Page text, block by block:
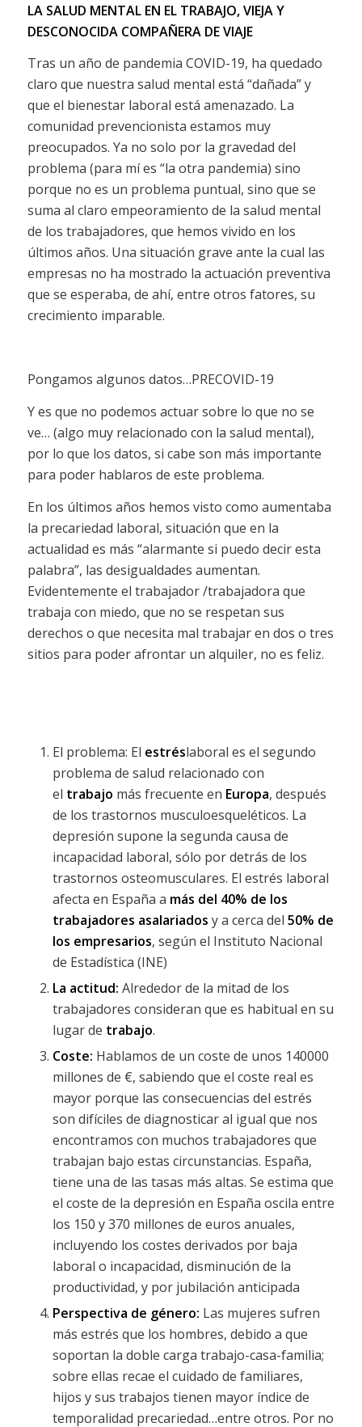
LA SALUD MENTAL EN EL TRABAJO, VIEJA Y
DESCONOCIDA COMPAÑERA DE VIAJE
Tras un año de pandemia COVID-19, ha quedado
claro que nuestra salud mental está “dañada” y
que el bienestar laboral está amenazado. La
comunidad prevencionista estamos muy
preocupados. Ya no solo por la gravedad del
problema (para mí es “la otra pandemia) sino
porque no es un problema puntual, sino que se
suma al claro empeoramiento de la salud mental
de los trabajadores, que hemos vivido en los
últimos años. Una situación grave ante la cual las
empresas no ha mostrado la actuación preventiva
que se esperaba, de ahí, entre otros fatores, su
crecimiento imparable.
Pongamos algunos datos…PRECOVID-19
Y es que no podemos actuar sobre lo que no se
ve… (algo muy relacionado con la salud mental),
por lo que los datos, si cabe son más importante
para poder hablaros de este problema.
En los últimos años hemos visto como aumentaba
la precariedad laboral, situación que en la
actualidad es más “alarmante si puedo decir esta
palabra”, las desigualdades aumentan.
Evidentemente el trabajador /trabajadora que
trabaja con miedo, que no se respetan sus
derechos o que necesita mal trabajar en dos o tres
sitios para poder afrontar un alquiler, no es feliz.
El problema: El estréslaboral es el segundo
problema de salud relacionado con
el trabajo más frecuente en Europa, después
de los trastornos musculoesqueléticos. La
depresión supone la segunda causa de
incapacidad laboral, sólo por detrás de los
trastornos osteomusculares. El estrés laboral
afecta en España a más del 40% de los
trabajadores asalariados y a cerca del 50% de
los empresarios, según el Instituto Nacional
de Estadística (INE)
La actitud: Alrededor de la mitad de los
trabajadores consideran que es habitual en su
lugar de trabajo.
Coste: Hablamos de un coste de unos 140000
millones de €, sabiendo que el coste real es
mayor porque las consecuencias del estrés
son difíciles de diagnosticar al igual que nos
encontramos con muchos trabajadores que
trabajan bajo estas circunstancias. España,
tiene una de las tasas más altas. Se estima que
el coste de la depresión en España oscila entre
los 150 y 370 millones de euros anuales,
incluyendo los costes derivados por baja
laboral o incapacidad, disminución de la
productividad, y por jubilación anticipada
Perspectiva de género: Las mujeres sufren
más estrés que los hombres, debido a que
soportan la doble carga trabajo-casa-familia;
sobre ellas recae el cuidado de familiares,
hijos y sus trabajos tienen mayor índice de
temporalidad precariedad…entre otros. Por no